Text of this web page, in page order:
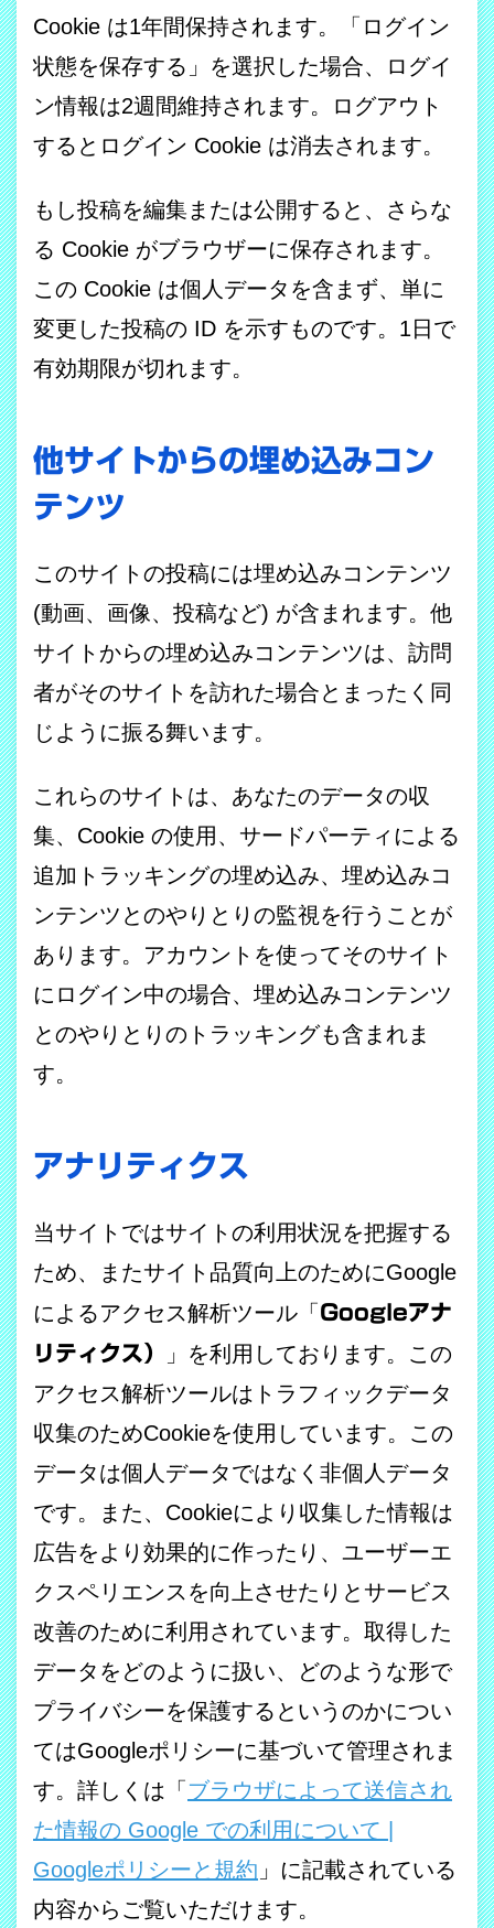
Cookie は1年間保持されます。「ログイン
状態を保存する」を選択した場合、ログイ
ン情報は2週間維持されます。ログアウト
するとログイン Cookie は消去されます。
もし投稿を編集または公開すると、さらな
る Cookie がブラウザーに保存されます。
この Cookie は個人データを含まず、単に
変更した投稿の ID を示すものです。1日で
有効期限が切れます。
他サイトからの埋め込みコン
テンツ
このサイトの投稿には埋め込みコンテンツ
(動画、画像、投稿など) が含まれます。他
サイトからの埋め込みコンテンツは、訪問
者がそのサイトを訪れた場合とまったく同
じように振る舞います。
これらのサイトは、あなたのデータの収
集、Cookie の使用、サードパーティによる
追加トラッキングの埋め込み、埋め込みコ
ンテンツとのやりとりの監視を行うことが
あります。アカウントを使ってそのサイト
にログイン中の場合、埋め込みコンテンツ
とのやりとりのトラッキングも含まれま
す。
アナリティクス
当サイトではサイトの利用状況を把握する
ため、またサイト品質向上のためにGoogle
によるアクセス解析ツール「 Googleアナ
リティクス）
」を利用しております。この
アクセス解析ツールはトラフィックデータ
収集のためCookieを使用しています。この
データは個人データではなく非個人データ
です。また、 Cookieにより収集した情報は
広告をより効果的に作ったり、ユーザーエ
クスペリエンスを向上させたりとサービス
改善のために利用されています。取得した
データをどのように扱い、どのような形で
プライバシーを保護するというのかについ
てはGoogleポリシーに基づいて管理されま
す。詳しくは「 ブラウザによって送信され
た情報の Google での利用について
Googleポリシーと規約 」に記載されている
内容からご覧いただけます。